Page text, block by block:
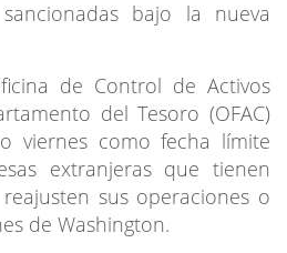
bajo la nueva
de Control de Activos
del Tesoro (OFAC)
viernes como fecha límite
extranjeras que tienen
sus operaciones o
de Washington.